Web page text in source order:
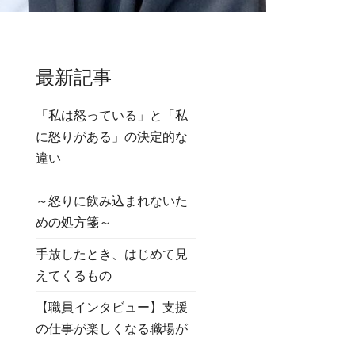
最新記事
「私は怒っている」と「私
に怒りがある」の決定的な
違い
～怒りに飲み込まれないた
めの処方箋～
手放したとき、はじめて見
えてくるもの
【職員インタビュー】支援
の仕事が楽しくなる職場が